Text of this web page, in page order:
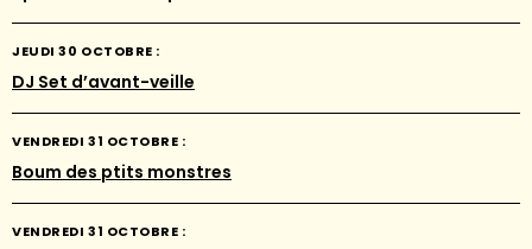
JEUDI 30 OCTOBRE :
DJ Set d’avant-veille
VENDREDI 31 OCTOBRE :
Boum des ptits monstres
VENDREDI 31 OCTOBRE :